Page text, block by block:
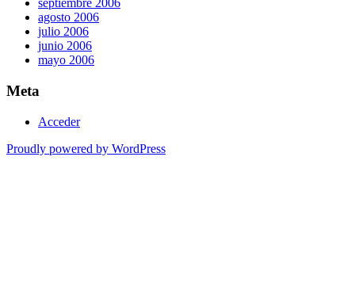
septiembre 2006
agosto 2006
julio 2006
junio 2006
mayo 2006
Meta
Acceder
Proudly powered by WordPress